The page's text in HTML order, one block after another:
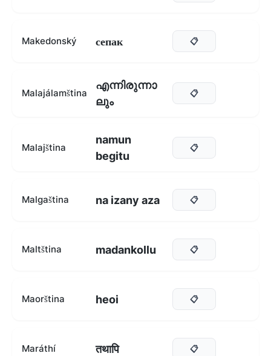
Makedonský сепак 📋
Malajálamština
എന്നിരുന്നാ
ലും
📋
Malajština
namun
begitu
📋
Malgaština na izany aza 📋
Maltština madankollu 📋
Maorština heoi 📋
Maráthí तथापि 📋